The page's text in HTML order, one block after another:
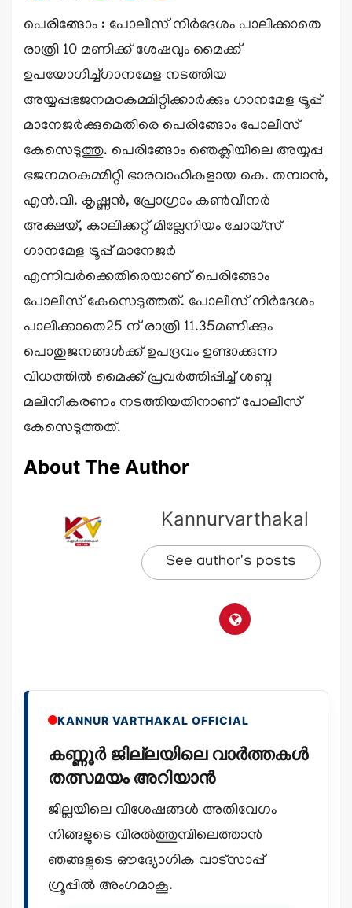
പെരിങ്ങോം : പോലീസ് നിർദേശം പാലിക്കാതെ
രാത്രി 10 മണിക്ക് ശേഷവും മൈക്ക്
ഉപയോഗിച്ച്ഗാനമേള നടത്തിയ
അയ്യപ്പഭജനമഠകമ്മിറ്റിക്കാർക്കും ഗാനമേള ട്രൂപ്പ്
മാനേജർക്കുമെതിരെ പെരിങ്ങോം പോലീസ്
കേസെടുത്തു. പെരിങ്ങോം ഞെക്ലിയിലെ അയ്യപ്പ
ഭജനമഠകമ്മിറ്റി ഭാരവാഹികളായ കെ. തമ്പാൻ,
എൻ.വി. കൃഷ്ണൻ, പ്രോഗ്രാം കൺവീനർ
അക്ഷയ്, കാലിക്കറ്റ് മില്ലേനിയം ചോയ്സ്
ഗാനമേള ട്രൂപ്പ് മാനേജർ
എന്നിവർക്കെതിരെയാണ് പെരിങ്ങോം
പോലീസ് കേസെടുത്തത്. പോലീസ് നിർദേശം
പാലിക്കാതെ25 ന് രാത്രി 11.35മണിക്കും
പൊതുജനങ്ങൾക്ക് ഉപദ്രവം ഉണ്ടാക്കുന്ന
വിധത്തിൽ മൈക്ക് പ്രവർത്തിപ്പിച്ച് ശബ്ദ
മലിനീകരണം നടത്തിയതിനാണ് പോലീസ്
കേസെടുത്തത്.
About The Author
Kannurvarthakal
See author's posts
KANNUR VARTHAKAL OFFICIAL
കണ്ണൂർ ജില്ലയിലെ വാർത്തകൾ
തത്സമയം അറിയാൻ
ജില്ലയിലെ വിശേഷങ്ങൾ അതിവേഗം
നിങ്ങളുടെ വിരൽത്തുമ്പിലെത്താൻ
ഞങ്ങളുടെ ഔദ്യോഗിക വാട്സാപ്പ്
ഗ്രൂപ്പിൽ അംഗമാകൂ.